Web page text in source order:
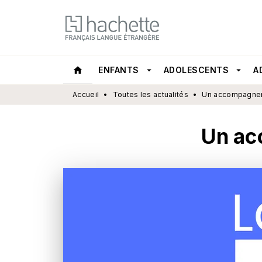
MENU RECHERCHE
home ENFANTS arrow_drop_down ADOLESCENTS arrow_drop_down
Accueil • Toutes les actualités • Un
Un